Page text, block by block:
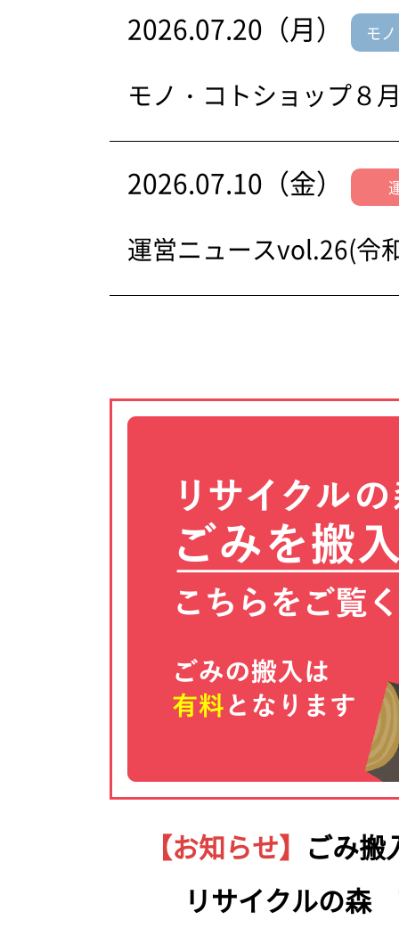
2026.07.20（月） モ
モノ・コトショップ８
2026.07.10（金）
運営ニュースvol.26(令
【お知らせ】 ごみ搬
リサイクルの森